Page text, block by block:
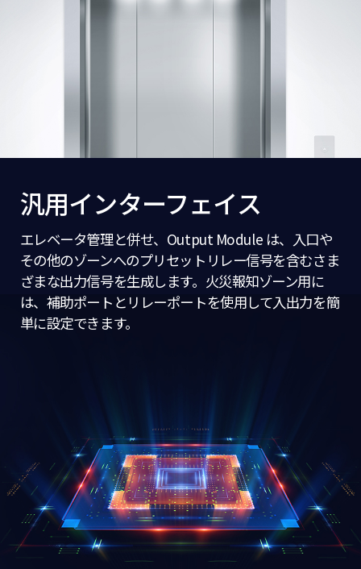
汎用インターフェイス
エレベータ管理と併せ、Output Module は、入口や
その他のゾーンへのプリセットリレー信号を含むさま
ざまな出力信号を生成します。火災報知ゾーン用に
は、補助ポートとリレーポートを使用して入出力を簡
単に設定できます。